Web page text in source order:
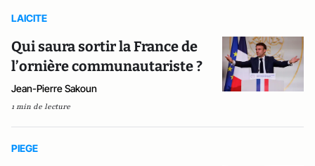
LAICITE
Qui saura sortir la France de
l’ornière communautariste ?
Jean-Pierre Sakoun
1 min de lecture
PIEGE